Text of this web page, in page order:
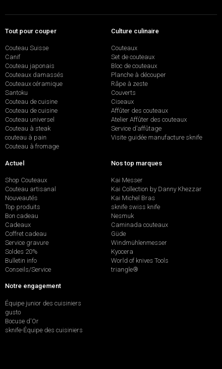
Tout pour couper
Couteau Suisse
Canif
Couteau japonais
Couteaux damassés
Couteaux céramique
Santoku
Couteau de cuisine
Couteau de cuisine
Couteau universel
Couteau à steak
couteau à pain
Couteau à fromage
Culture culinaire
Couteaux
Set de couteaux
Bloc de couteaux
Planche à découper
Râpe à zeste
Couverts
Ciseaux
Affûter des couteaux
Atelier Affûter des couteaux
Service d’affûtage
Visite guidée manufacture sknife
Actuel
Shop Couteaux
Couteau artisanal
Nouveautés
Top produits
Bon cadeau
Cadeaux
Coffret cadeau
Service gravure
Soldes 20%
Bulletin info
Conseils/Service
Nos top marques
Kai Messer
Kai Collection by Danny Khezzar
Kai Michel Bras
sknife swiss knife
Nesmuk
Caminada couteaux
Güde
Windmühlenmesser
Kyocera
World of knives Tools
triangle®
Notre engagement
Équipe junior des cuisiniers
gusto
Bocuse d'Or
sknife-Équipe des cuisiniers